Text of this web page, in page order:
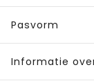
Pasvorm
Informatie